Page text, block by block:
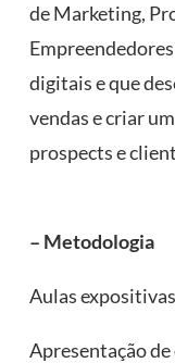
de Marketing,
digitais e que
vendas e criar
prospects e
– Metodologia
Aulas
Apresentação de